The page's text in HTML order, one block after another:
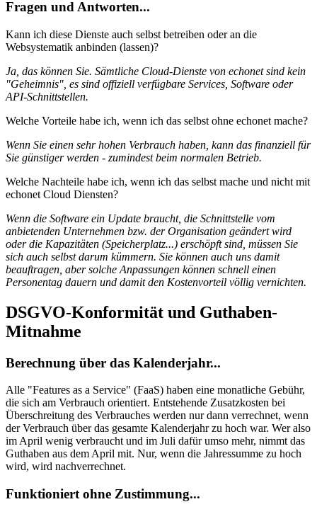
Fragen und Antworten...
Kann ich diese Dienste auch selbst betreiben oder an die
Websystematik anbinden (lassen)?
Ja, das können Sie. Sämtliche Cloud-Dienste von echonet sind kein
"Geheimnis", es sind offiziell verfügbare Services, Software oder
API-Schnittstellen.
Welche Vorteile habe ich, wenn ich das selbst ohne echonet mache?
Wenn Sie einen sehr hohen Verbrauch haben, kann das finanziell für
Sie günstiger werden - zumindest beim normalen Betrieb.
Welche Nachteile habe ich, wenn ich das selbst mache und nicht mit
echonet Cloud Diensten?
Wenn die Software ein Update braucht, die Schnittstelle vom
anbietenden Unternehmen bzw. der Organisation geändert wird
oder die Kapazitäten (Speicherplatz...) erschöpft sind, müssen Sie
sich auch selbst darum kümmern. Sie können auch uns damit
beauftragen, aber solche Anpassungen können schnell einen
Personentag dauern und damit den Kostenvorteil völlig vernichten.
DSGVO-Konformität und Guthaben-
Mitnahme
Berechnung über das Kalenderjahr...
Alle "Features as a Service" (FaaS) haben eine monatliche Gebühr,
die sich am Verbrauch orientiert. Entstehende Zusatzkosten bei
Überschreitung des Verbrauches werden nur dann verrechnet, wenn
der Verbrauch über das gesamte Kalenderjahr zu hoch war. Wer also
im April wenig verbraucht und im Juli dafür umso mehr, nimmt das
Guthaben aus dem April mit. Nur, wenn die Jahressumme zu hoch
wird, wird nachverrechnet.
Funktioniert ohne Zustimmung...